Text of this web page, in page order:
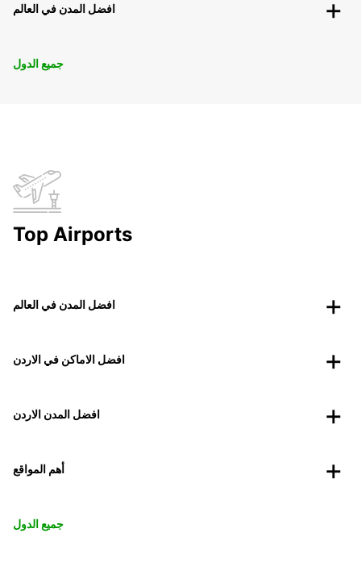
افضل المدن في العالم
جميع الدول
Top Airports
افضل المدن في العالم
افضل الاماكن في الاردن
افضل المدن الاردن
أهم المواقع
جميع الدول